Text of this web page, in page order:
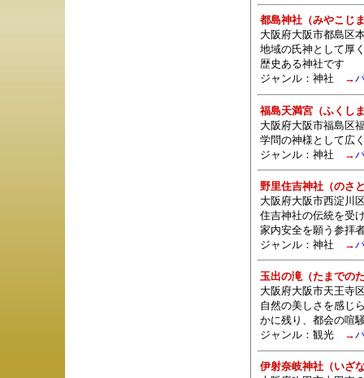
都島神社（みやこじ
大阪府大阪市都島区
地域の氏神として厚
歴史ある神社です
ジャンル： 神社 →
福島天満宮（ふくし
大阪府大阪市福島区
学問の神様として広
ジャンル： 神社 →
野里住吉神社（のさ
大阪府大阪市西淀川
住吉神社の伝統を受
家内安全を願う参拝
ジャンル： 神社 →
玉出の滝（たまでの
大阪府大阪市天王寺
自然の美しさを感じ
かに残り、都会の喧
ジャンル：観光→
伊射奈岐神社（いざ